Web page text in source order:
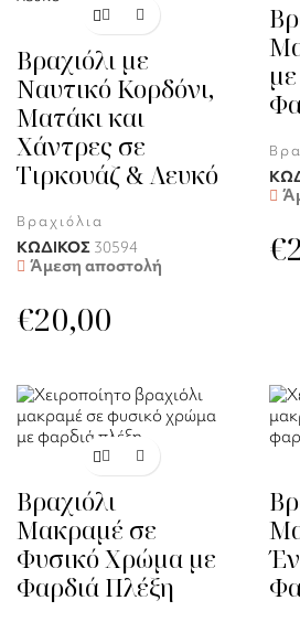
Βραχιόλι με
Ναυτικό Κορδόνι,
Ματάκι και
Χάντρες σε
Τιρκουάζ & Λευκό
Βραχιόλια
ΚΩΔΙΚΟΣ 30594
Άμεση αποστολή
€20,00
€
Βραχιόλι
Μακραμέ σε
Φυσικό Χρώμα με
Φαρδιά Πλέξη